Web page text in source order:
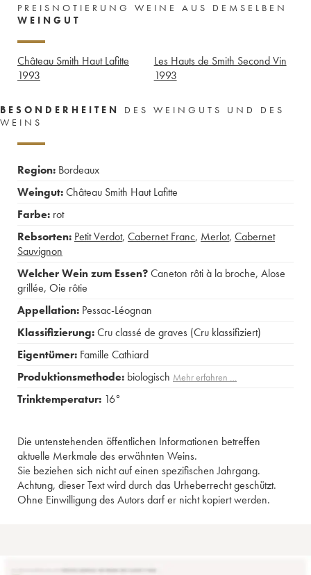
PREISNOTIERUNG WEINE AUS DEMSELBEN
WEINGUT
Château Smith Haut Lafitte
1993
Les Hauts de Smith Second Vin
1993
BESONDERHEITEN
DES WEINGUTS UND DES
WEINS
Region: Bordeaux
Weingut:Château Smith Haut Lafitte
Farbe: rot
Rebsorten: Petit Verdot, Cabernet Franc, Merlot, Cabernet
Sauvignon
Welcher Wein zum Essen?Caneton rôti à la broche, Alose
grillée, Oie rôtie
Appellation: Pessac-Léognan
Klassifizierung:Cru classé de graves (Cru klassifiziert)
Eigentümer: Famille Cathiard
Produktionsmethode: biologisch Mehr erfahren …
Trinktemperatur: 16°
Die untenstehenden öffentlichen Informationen betreffen
aktuelle Merkmale des erwähnten Weins.
Sie beziehen sich nicht auf einen spezifischen Jahrgang.
Achtung, dieser Text wird durch das Urheberrecht geschützt.
Ohne Einwilligung des Autors darf er nicht kopiert werden.